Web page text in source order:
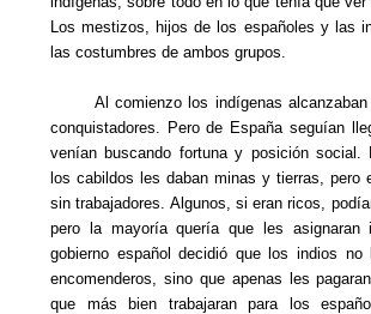
Los mestizos, hijos de los españoles y las
las costumbres de ambos grupos.
Al comienzo los indígenas alcanzaban
conquistadores. Pero de España seguían
venían buscando fortuna y posición social.
los cabildos les daban minas y tierras, pero
sin trabajadores. Algunos, si eran ricos,
pero la mayoría quería que les asignaran
gobierno español decidió que los indios no
encomenderos, sino que apenas les
que más bien trabajaran para los